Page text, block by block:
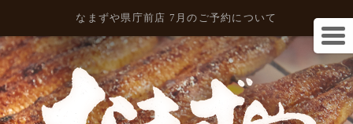
なまずや県庁前店 7月のご予約について